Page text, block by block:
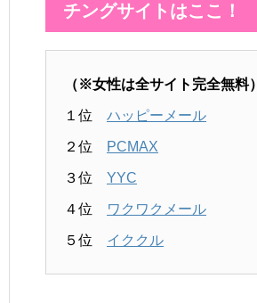
チングサイトはここ！
（※女性は全サイト完全無料）
１位 ハッピーメール
２位 PCMAX
３位 YYC
４位 ワクワクメール
５位 イククル